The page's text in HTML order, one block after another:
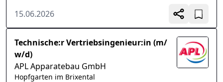
15.06.2026
Technische:r Vertriebsingenieur:in (m/
w/d)
APL Apparatebau GmbH
Hopfgarten im Brixental